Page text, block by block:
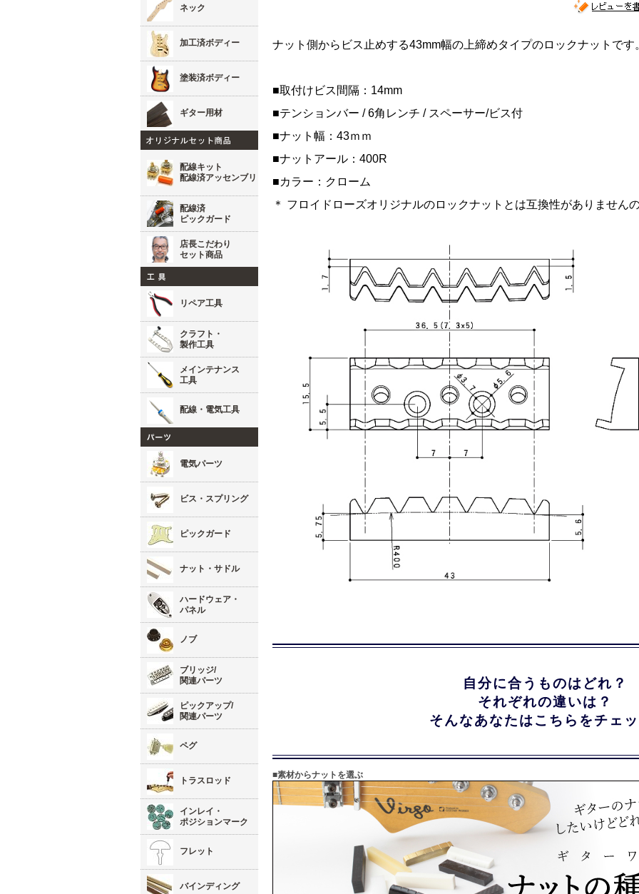
ネック
加工済ボディー
塗装済ボディー
ギター用材
配線キット
配線済アッセンブリ
配線済
ピックガード
店長こだわり
セット商品
リペア工具
クラフト・
製作工具
メインテナンス
工具
配線・電気工具
電気パーツ
ビス・スプリング
ピックガード
ナット・サドル
ハードウェア・
パネル
ノブ
ブリッジ/
関連パーツ
ピックアップ/
関連パーツ
ペグ
トラスロッド
インレイ・
ポジションマーク
フレット
バインディング
ナット側からビス止めする43mm幅の上締めタイプのロックナットです
■取付けビス間隔：14mm
■テンションバー / 6角レンチ / スペーサー/ビス付
■ナット幅：43ｍｍ
■ナットアール：400R
■カラー：クローム
＊ フロイドローズオリジナルのロックナットとは互換性がありません
自分に合うものはどれ？
それぞれの違いは？
そんなあなたはこちらをチェ
■素材からナットを選ぶ